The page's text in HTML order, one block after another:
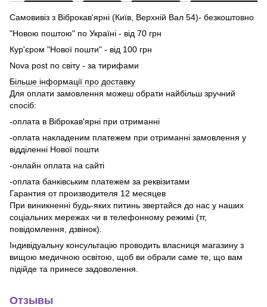
Самовивіз з Віброкав'ярні (Київ, Верхній Вал 54)- безкоштовно
"Новою поштою" по Україні - від 70 грн
Кур'єром "Нової пошти" - від 100 грн
Nova post по світу - за тирифами
Більше інформації про доставку
Для оплати замовлення можеш обрати найбільш зручний
спосіб:
-оплата в Віброкав'ярні при отриманні
-оплата накладеним платежем при отриманні замовлення у
відділенні Нової пошти
-онлайн оплата на сайті
-оплата банківським платежем за реквізитами
Гарантия от производителя 12 месяцев
При виникненні будь-яких питинь звертайся до нас у наших
соціальних мережах чи в телефонному режимі (тг,
повідомлення, дзвінок).
Індивідуальну консультацію проводить власниця магазину з
вищою медичною освітою, щоб ви обрали саме те, що вам
підійде та принесе задоволення.
Отзывы